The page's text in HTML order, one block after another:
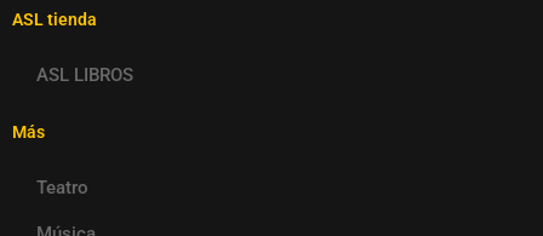
ASL tienda
ASL LIBROS
Más
Teatro